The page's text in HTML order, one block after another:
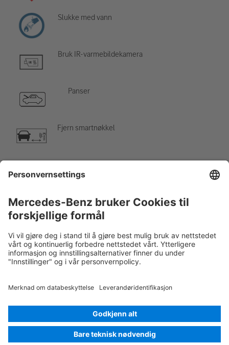
Slukke med vann
Bruk IR-varmebildekamera
Panser
Fjern smartnøkkel
Fare, lav temperatur
Rescue Card Personbil Versjon 07/2026 02.11 ID-Nr.: 243.708
© 2026Mercedes-Benz AG
Leverandørmerking
Innstilling av informasjonskapsel